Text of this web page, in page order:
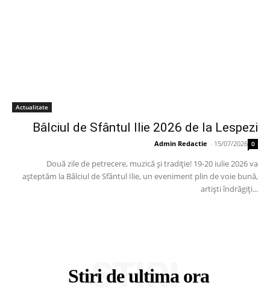
Actualitate
Bâlciul de Sfântul Ilie 2026 de la Lespezi
Admin Redactie - 15/07/2026 0
Două zile de petrecere, muzică și tradiție! 19-20 iulie 2026 va
așteptăm la Bâlciul de Sfântul Ilie, un eveniment plin de voie bună,
artiști îndrăgiți...
Stiri de ultima ora
STIRI